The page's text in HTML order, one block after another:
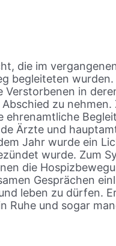
die im
begleiteten wurden.
Verstorbenen in
zu nehmen.
ehrenamtliche
Ärzte und
Jahr wurde ein
wurde. Zum
die
Gesprächen
leben zu dürfen.
Ruhe und sogar